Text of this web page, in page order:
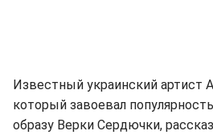
Известный украинский артист
который завоевал
образу Верки Сердючки,